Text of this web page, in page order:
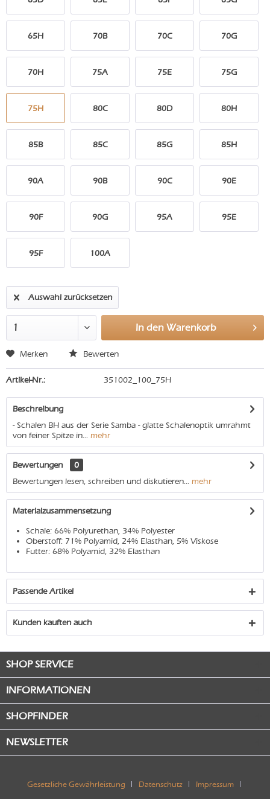
65H 70B 70C 70G
70H 75A 75E 75G
75H 80C 80D 80H
85B 85C 85G 85H
90A 90B 90C 90E
90F 90G 95A 95E
95F 100A
Auswahl zurücksetzen
In den Warenkorb
Merken Bewerten
Artikel-Nr.: 351002_100_75H
Beschreibung
- Schalen BH aus der Serie Samba - glatte Schalenoptik umrahmt
von feiner Spitze in... mehr
Bewertungen
0
Bewertungen lesen, schreiben und diskutieren... mehr
Materialzusammensetzung
Schale: 66% Polyurethan, 34% Polyester
Oberstoff: 71% Polyamid, 24% Elasthan, 5% Viskose
Futter: 68% Polyamid, 32% Elasthan
Passende Artikel
Kunden kauften auch
SHOP SERVICE
INFORMATIONEN
SHOPFINDER
NEWSLETTER
Gesetzliche Gewährleistung Datenschutz Impressum